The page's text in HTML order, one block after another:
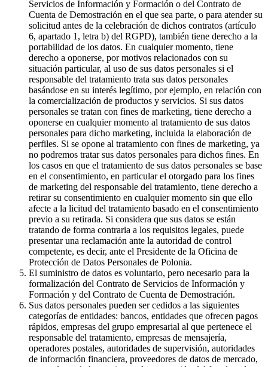
Servicios de Información y Formación o del Contrato de
Cuenta de Demostración en el que sea parte, o para atender su
solicitud antes de la celebración de dichos contratos (artículo
6, apartado 1, letra b) del RGPD), también tiene derecho a la
portabilidad de los datos. En cualquier momento, tiene
derecho a oponerse, por motivos relacionados con su
situación particular, al uso de sus datos personales si el
responsable del tratamiento trata sus datos personales
basándose en su interés legítimo, por ejemplo, en relación con
la comercialización de productos y servicios. Si sus datos
personales se tratan con fines de marketing, tiene derecho a
oponerse en cualquier momento al tratamiento de sus datos
personales para dicho marketing, incluida la elaboración de
perfiles. Si se opone al tratamiento con fines de marketing, ya
no podremos tratar sus datos personales para dichos fines. En
los casos en que el tratamiento de sus datos personales se base
en el consentimiento, en particular el otorgado para los fines
de marketing del responsable del tratamiento, tiene derecho a
retirar su consentimiento en cualquier momento sin que ello
afecte a la licitud del tratamiento basado en el consentimiento
previo a su retirada. Si considera que sus datos se están
tratando de forma contraria a los requisitos legales, puede
presentar una reclamación ante la autoridad de control
competente, es decir, ante el Presidente de la Oficina de
Protección de Datos Personales de Polonia.
El suministro de datos es voluntario, pero necesario para la
formalización del Contrato de Servicios de Información y
Formación y del Contrato de Cuenta de Demostración.
Sus datos personales pueden ser cedidos a las siguientes
categorías de entidades: bancos, entidades que ofrecen pagos
rápidos, empresas del grupo empresarial al que pertenece el
responsable del tratamiento, empresas de mensajería,
operadores postales, autoridades de supervisión, autoridades
de información financiera, proveedores de datos de mercado,